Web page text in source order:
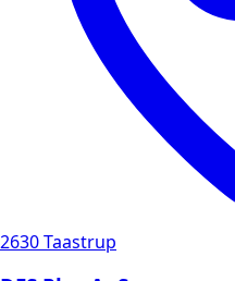
2630 Taastrup